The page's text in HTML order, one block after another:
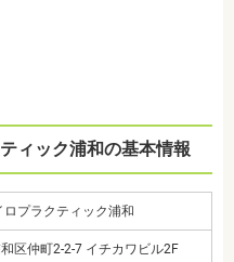
ィック浦和の基本情報
プラクティック浦和
区仲町2-2-7 イチカワビル2F